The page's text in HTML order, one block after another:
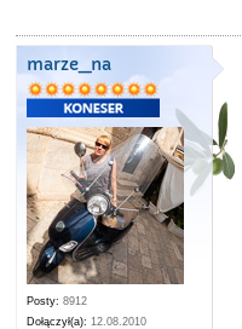
marze_na
Posty: 8912
Dołączył(a): 12.08.2010